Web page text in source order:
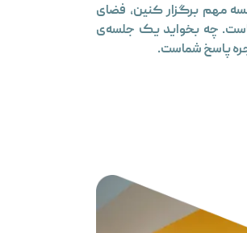
مهم برگزار کنین، فضای
چه بخواید یک جلسه‌ی
پاسخ شماست.